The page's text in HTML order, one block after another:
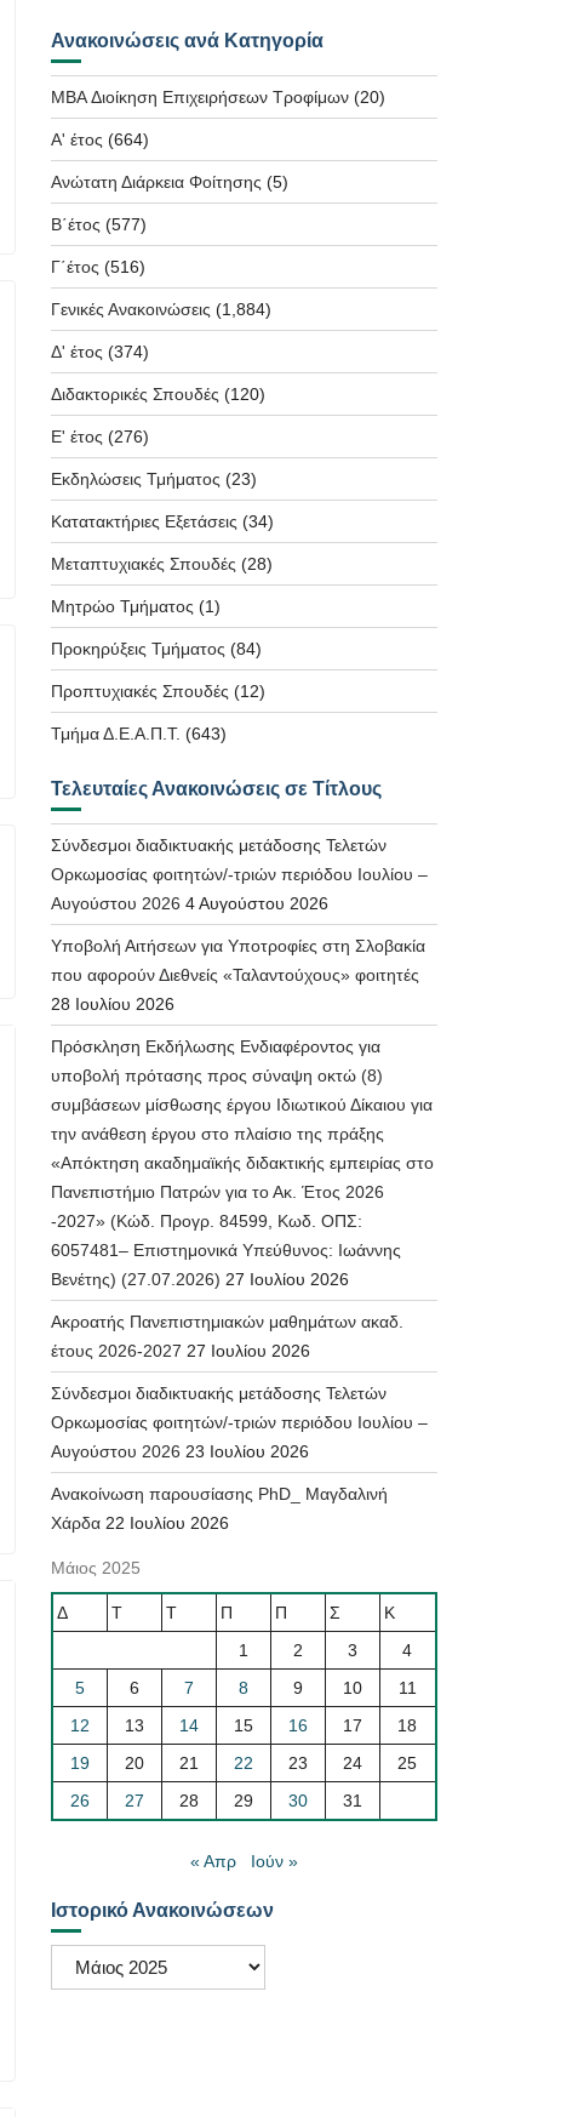
Ανακοινώσεις ανά Κατηγορία
MBA Διοίκηση Επιχειρήσεων Τροφίμων(20)
Α' έτος (664)
Ανώτατη Διάρκεια Φοίτησης (5)
Β΄έτος (577)
Γ΄έτος (516)
Γενικές Ανακοινώσεις (1,884)
Δ' έτος (374)
Διδακτορικές Σπουδές (120)
Ε' έτος (276)
Εκδηλώσεις Τμήματος (23)
Κατατακτήριες Εξετάσεις (34)
Μεταπτυχιακές Σπουδές (28)
Μητρώο Τμήματος (1)
Προκηρύξεις Τμήματος (84)
Προπτυχιακές Σπουδές (12)
Τμήμα Δ.Ε.Α.Π.Τ. (643)
Τελευταίες Ανακοινώσεις σε Τίτλους
Σύνδεσμοι διαδικτυακής μετάδοσης Τελετών
Ορκωμοσίας φοιτητών/-τριών περιόδου Ιουλίου –
Αυγούστου 2026 4 Αυγούστου 2026
Υποβολή Αιτήσεων για Υποτροφίες στη Σλοβακία
που αφορούν Διεθνείς «Ταλαντούχους» φοιτητές
28 Ιουλίου 2026
Πρόσκληση Εκδήλωσης Ενδιαφέροντος για
υποβολή πρότασης προς σύναψη οκτώ (8)
συμβάσεων μίσθωσης έργου Ιδιωτικού Δίκαιου για
την ανάθεση έργου στο πλαίσιο της πράξης
«Απόκτηση ακαδημαϊκής διδακτικής εμπειρίας στο
Πανεπιστήμιο Πατρών για το Ακ. Έτος 2026
-2027» (Κώδ. Προγρ. 84599, Κωδ. ΟΠΣ:
6057481– Επιστημονικά Υπεύθυνος: Ιωάννης
Βενέτης) (27.07.2026) 27 Ιουλίου 2026
Ακροατής Πανεπιστημιακών μαθημάτων ακαδ.
έτους 2026-2027 27 Ιουλίου 2026
Σύνδεσμοι διαδικτυακής μετάδοσης Τελετών
Ορκωμοσίας φοιτητών/-τριών περιόδου Ιουλίου –
Αυγούστου 2026 23 Ιουλίου 2026
Ανακοίνωση παρουσίασης PhD_ Μαγδαλινή
Χάρδα 22 Ιουλίου 2026
Μάιος 2025
Δ Τ Τ Π Π Σ
Κ
1
2 3
4
5
6 7 8 9 10
11
12
13 14 15 16 17
18
19
20 21 22 23 24
25
26
27 28 29 30 31
« Απρ Ιούν »
Ιστορικό Ανακοινώσεων
Ιστορικό
Ανακοινώσεων